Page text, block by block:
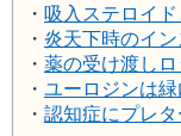
・ 吸入ステロイ
・ 炎天下時のイ
・ 薬の受け渡しロ
・ ユーロジンは
・ 認知症にプレ